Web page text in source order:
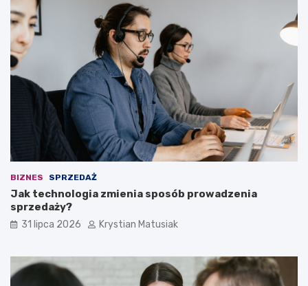
BIZNES SPRZEDAŻ
Jak technologia zmienia sposób prowadzenia
sprzedaży?
31 lipca 2026 Krystian Matusiak